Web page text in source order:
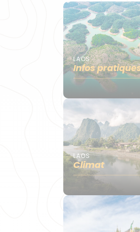
LAOS
Infos
LAOS
Climat